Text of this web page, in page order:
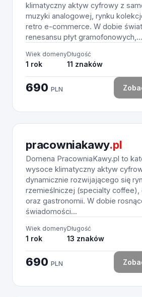
klimatyczny aktyw cyfrowy z
muzyki analogowej, rynku
retro e-commerce. W dobie
renesansu płyt gramofonowych,...
Wiek domeny
1 rok
Długość
11 znaków
690 PLN
pracowniakawy.pl
Domena PracowniaKawy.pl to
wysoce klimatyczny aktyw
dynamicznie rozwijającego się
rzemieślniczej (specialty
oraz gastronomii. W dobie
świadomości...
Wiek domeny
1 rok
Długość
13 znaków
690 PLN